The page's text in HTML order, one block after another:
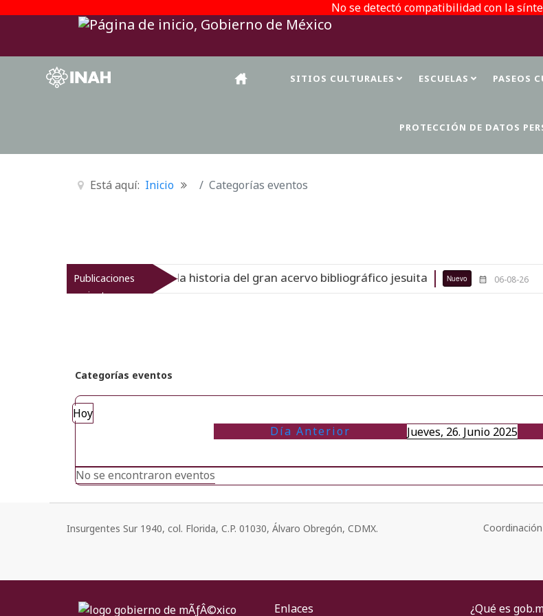
No se detectó compatibilidad con la
SITIOS CULTURALES ESCUELAS PASEOS
PROTECCIÓN DE DATOS
Está aquí: Inicio Categorías eventos
Publicaciones
recientes
del Virreinato muestra la historia del gran acervo bibliográfico jesuita Nuevo 06-08-26
Categorías eventos
Hoy
Día Anterior
Jueves, 26. Junio 2025
No se encontraron eventos
Insurgentes Sur 1940, col. Florida, C.P. 01030, Álvaro Obregón, CDMX.
Enlaces ¿Qué es